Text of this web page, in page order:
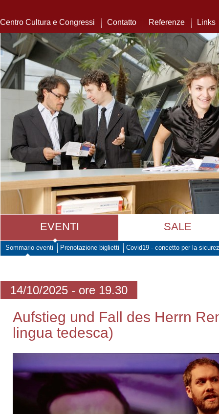
Centro Cultura e Congressi Contatto Referenze Links
EVENTI SALE
Sommario eventi Prenotazione biglietti Covid19 - concetto per la
14/10/2025 - ore 19.30
Aufstieg und Fall des Herrn
lingua tedesca)